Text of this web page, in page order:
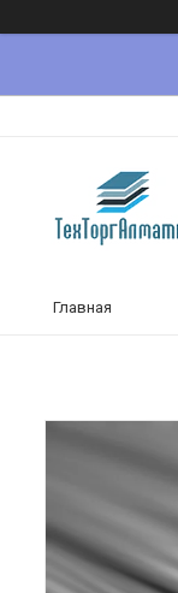
Главная